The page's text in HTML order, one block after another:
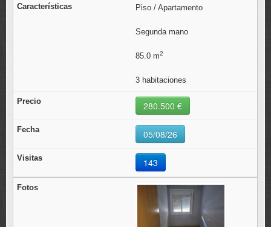
Piso / Apartamento
Segunda mano
85.0 m2
3 habitaciones
280.500 €
05/08/26
143